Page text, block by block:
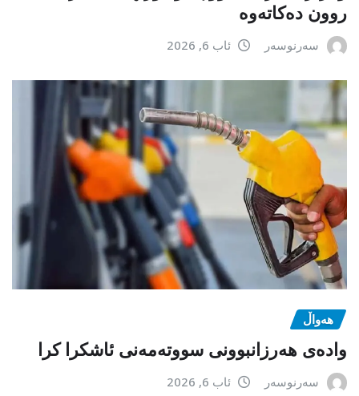
روون دەکاتەوە
سەرنوسەر ئاب 6, 2026
هەواڵ
وادەی هەرزانبوونی سووتەمەنی ئاشکرا کرا
سەرنوسەر ئاب 6, 2026